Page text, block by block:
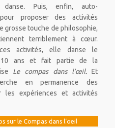
Puis, enfin, auto-
proposer des activités
grosse touche de philosophie,
terriblement à cœur.
activités, elle danse le
10 ans et fait partie de la
Le compas dans l’œil.Et
en permanence des
les expériences et activités
sur le Compas dans l’oeil